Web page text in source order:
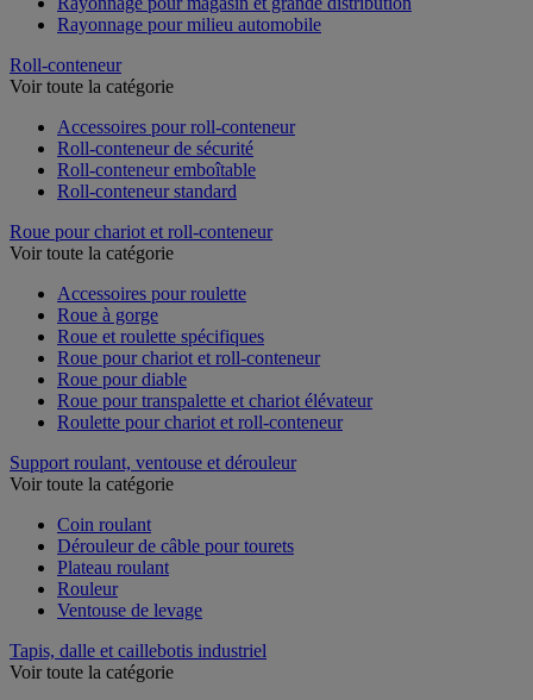
Rayonnage pour milieu automobile
Roll-conteneur
Voir toute la catégorie
Accessoires pour roll-conteneur
Roll-conteneur de sécurité
Roll-conteneur emboîtable
Roll-conteneur standard
Roue pour chariot et roll-conteneur
Voir toute la catégorie
Accessoires pour roulette
Roue à gorge
Roue et roulette spécifiques
Roue pour chariot et roll-conteneur
Roue pour diable
Roue pour transpalette et chariot élévateur
Roulette pour chariot et roll-conteneur
Support roulant, ventouse et dérouleur
Voir toute la catégorie
Coin roulant
Dérouleur de câble pour tourets
Plateau roulant
Rouleur
Ventouse de levage
Tapis, dalle et caillebotis industriel
Voir toute la catégorie